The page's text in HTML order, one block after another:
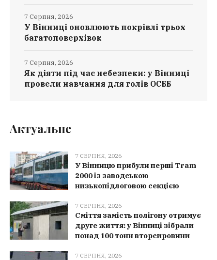
У Вінниці оновлюють покрівлі трьох
багатоповерхівок
7 Серпня, 2026
Як діяти під час небезпеки: у Вінниці
провели навчання для голів ОСББ
7 Серпня, 2026
Актуальне
7 СЕРПНЯ, 2026
У Вінницю прибули перші Tram
2000 із заводською
низькопідлоговою секцією
7 СЕРПНЯ, 2026
Сміття замість полігону отримує
друге життя: у Вінниці зібрали
понад 100 тонн вторсировини
7 СЕРПНЯ, 2026